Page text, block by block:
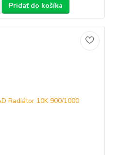
Pridať do košíka